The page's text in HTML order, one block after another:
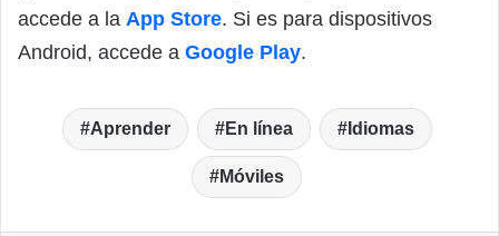
accede a la App Store. Si es para dispositivos
Android, accede a Google Play.
Aprender En línea Idiomas
Móviles